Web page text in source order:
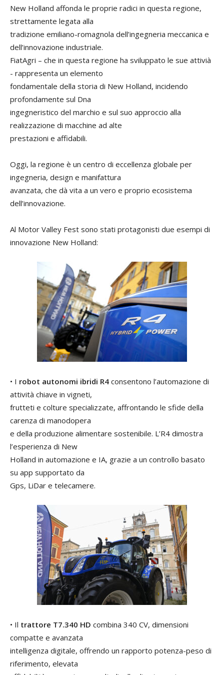
New Holland affonda le proprie radici in questa regione,
strettamente legata alla
tradizione emiliano-romagnola dell’ingegneria meccanica e
dell’innovazione industriale.
FiatAgri – che in questa regione ha sviluppato le sue attivià
- rappresenta un elemento
fondamentale della storia di New Holland, incidendo
profondamente sul Dna
ingegneristico del marchio e sul suo approccio alla
realizzazione di macchine ad alte
prestazioni e affidabili.
Oggi, la regione è un centro di eccellenza globale per
ingegneria, design e manifattura
avanzata, che dà vita a un vero e proprio ecosistema
dell’innovazione.
Al Motor Valley Fest sono stati protagonisti due esempi di
innovazione New Holland:
• I robot autonomi ibridi R4 consentono l’automazione di
attività chiave in vigneti,
frutteti e colture specializzate, affrontando le sfide della
carenza di manodopera
e della produzione alimentare sostenibile. L’R4 dimostra
l’esperienza di New
Holland in automazione e IA, grazie a un controllo basato
su app supportato da
Gps, LiDar e telecamere.
• Il trattore T7.340 HD combina 340 CV, dimensioni
compatte e avanzata
intelligenza digitale, offrendo un rapporto potenza-peso di
riferimento, elevata